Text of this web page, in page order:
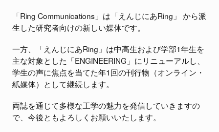
「Ring Communications」は「えんじにあRing」 から派
生した研究者向けの新しい媒体です。
一方、「えんじにあRing」は中高生および学部1年生を
主な対象とした「ENGINEERING」にリニューアルし、
学生の声に焦点を当てた年1回の刊行物（オンライン・
紙媒体）として継続します。
両誌を通じて多様な工学の魅力を発信していきますの
で、今後ともよろしくお願いいたします。